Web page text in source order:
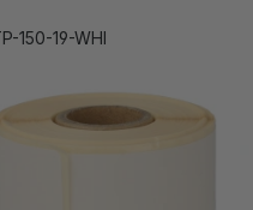
150-19-WHI